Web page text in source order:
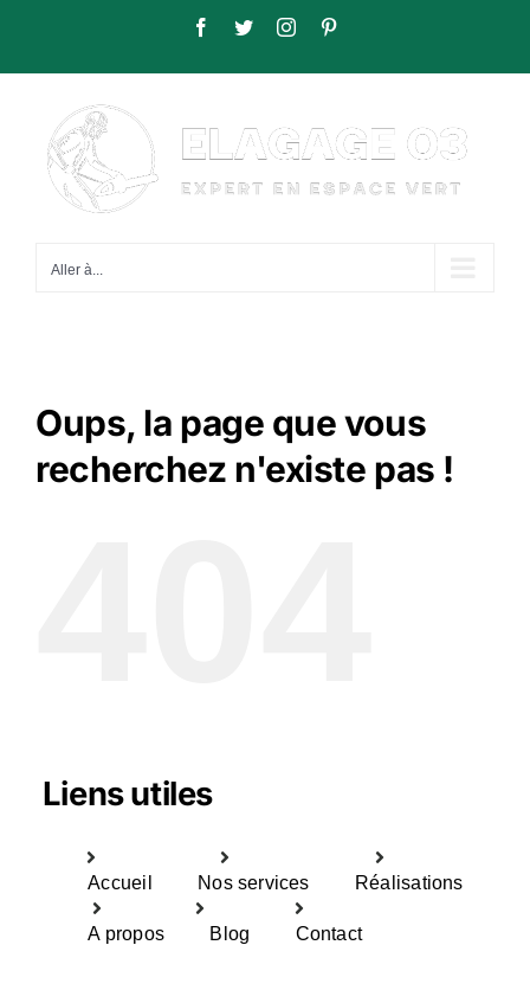
Facebook
TwitterInstagram
Aller à...
Oups, la page que vous
recherchez n'existe pas !
Liens utiles
Accueil Nos services Réalisations
A propos Blog Contact